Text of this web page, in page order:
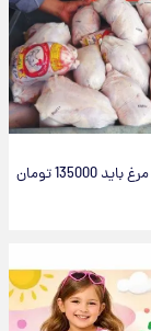
چرا قیمت مرغ باید 135000 تومان